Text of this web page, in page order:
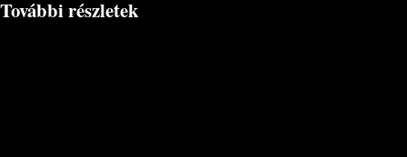
További részletek